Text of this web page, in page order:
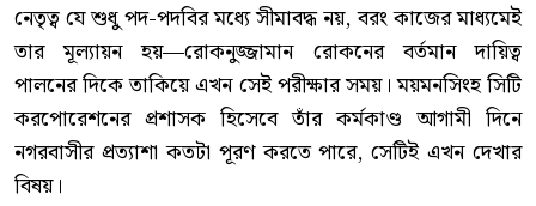
নেতৃত্ব যে শুধু পদ-পদবির মধ্যে সীমাবদ্ধ নয়, বরং কাজের মাধ্যমেই
তার মূল্যায়ন হয়—রোকনুজ্জামান রোকনের বর্তমান দায়িত্ব
পালনের দিকে তাকিয়ে এখন সেই পরীক্ষার সময়। ময়মনসিংহ সিটি
করপোরেশনের প্রশাসক হিসেবে তাঁর কর্মকাণ্ড আগামী দিনে
নগরবাসীর প্রত্যাশা কতটা পূরণ করতে পারে, সেটিই এখন দেখার
বিষয়।